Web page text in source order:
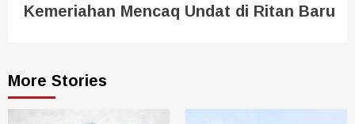
Kemeriahan Mencaq Undat di Ritan Baru
More Stories